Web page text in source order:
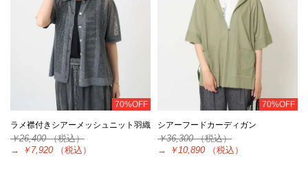
70%OFF
ラメ襟付きシアーメッシュニット羽織
￥26,400（税込）
→
￥7,920 （税込）
70%OFF
シアーフードカーディガン
￥36,300（税込）
→
￥10,890 （税込）